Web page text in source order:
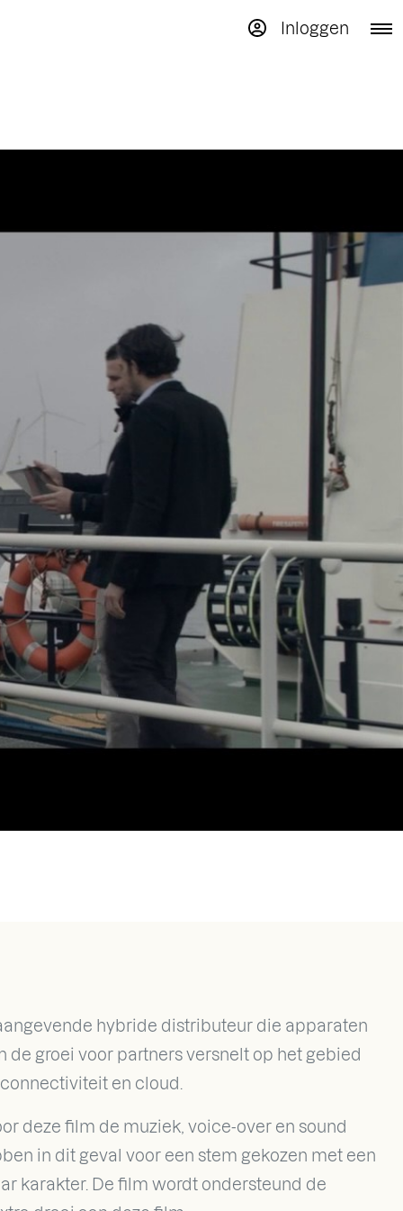
Inloggen
hybride distributeur die apparaten
de groei voor partners versnelt op het gebied
en cloud.
deze film de muziek, voice-over en sound
in dit geval voor een stem gekozen met een
karakter. De film wordt ondersteund de